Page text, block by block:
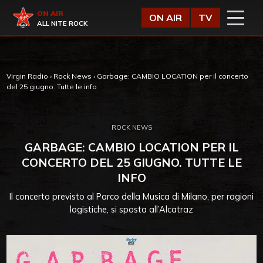
Virgin Radio
ON AIR
ALL NITE ROCK
ON AIR TV
Virgin Radio › Rock News › Garbage: CAMBIO LOCATION per il concerto
del 25 giugno. Tutte le info
ROCK NEWS
GARBAGE: CAMBIO LOCATION PER IL
CONCERTO DEL 25 GIUGNO. TUTTE LE
INFO
Il concerto previsto al Parco della Musica di Milano, per ragioni
logistiche, si sposta all’Alcatraz